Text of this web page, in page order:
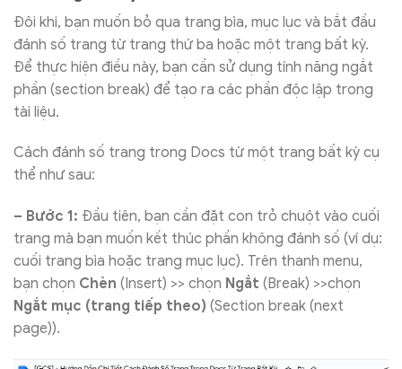
Đôi khi, bạn muốn bỏ qua trang bìa, mục lục và bắt đầu
đánh số trang từ trang thứ ba hoặc một trang bất kỳ.
Để thực hiện điều này, bạn cần sử dụng tính năng ngắt
phần (section break) để tạo ra các phần độc lập trong
tài liệu.
Cách đánh số trang trong Docs từ một trang bất kỳ cụ
thể như sau:
– Bước 1: Đầu tiên, bạn cần đặt con trỏ chuột vào cuối
trang mà bạn muốn kết thúc phần không đánh số (ví dụ:
cuối trang bìa hoặc trang mục lục). Trên thanh menu,
bạn chọn Chèn (Insert) >> chọn Ngắt (Break) >>chọn
Ngắt mục (trang tiếp theo) (Section break (next
page)).